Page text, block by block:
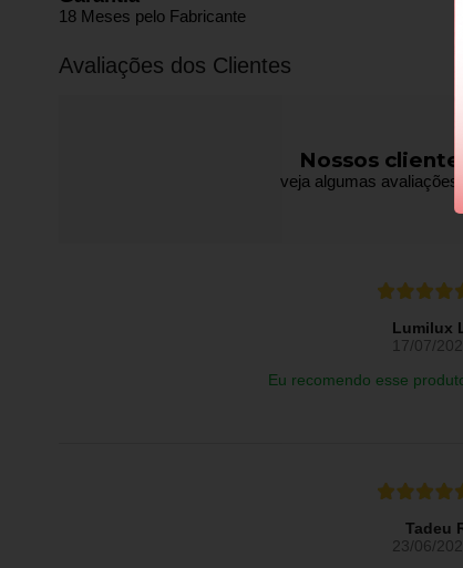
18 Meses pelo Fabricante
Avaliações dos Clientes
Nossos
veja algumas
Lumilux
17/07/
Eu recomendo esse
Tadeu
23/06/